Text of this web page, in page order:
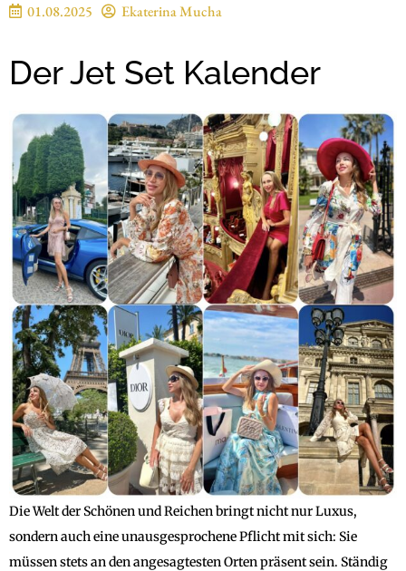
01.08.2025
Ekaterina Mucha
Der Jet Set Kalender
Die Welt der Schönen und Reichen bringt nicht nur Luxus,
sondern auch eine unausgesprochene Pflicht mit sich: Sie
müssen stets an den angesagtesten Orten präsent sein. Ständig